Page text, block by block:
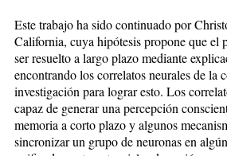
Este trabajo ha sido continuado por
California, cuya hipótesis propone que el
ser resuelto a largo plazo mediante
encontrando los correlatos neurales de la
investigación para lograr esto. Los
capaz de generar una percepción
memoria a corto plazo y algunos
sincronizar un grupo de neuronas en